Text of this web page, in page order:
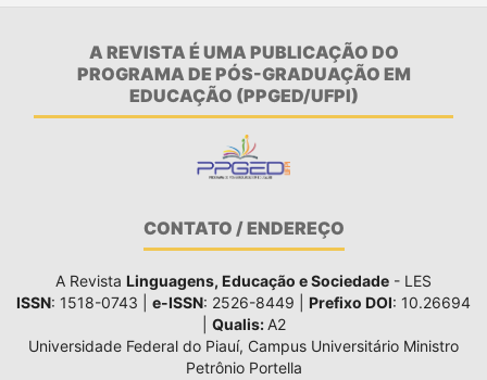
A REVISTA É UMA PUBLICAÇÃO DO
PROGRAMA DE PÓS-GRADUAÇÃO EM
EDUCAÇÃO (PPGED/UFPI)
CONTATO / ENDEREÇO
A Revista Linguagens, Educação e Sociedade - LES
ISSN: 1518-0743 | e-ISSN: 2526-8449 | Prefixo DOI: 10.26694
Qualis: A2
Universidade Federal do Piauí, Campus Universitário Ministro
Petrônio Portella